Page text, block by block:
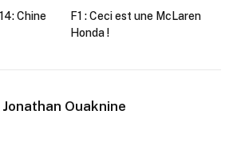
Chine
F1 : Ceci est une McLaren
Honda !
Ouaknine